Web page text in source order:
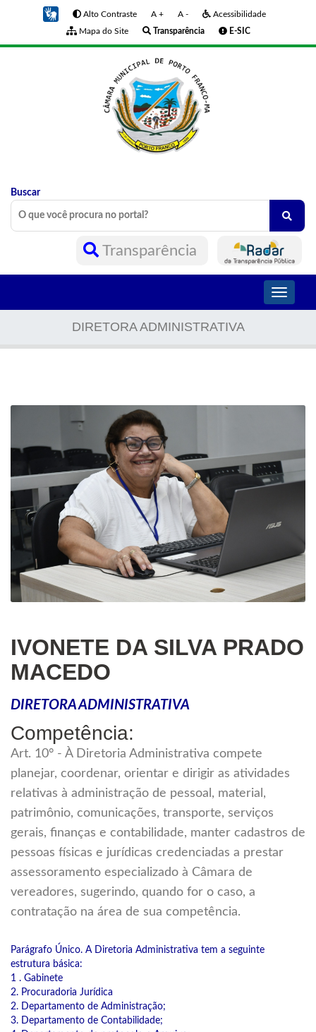
Alto Contraste A + A -
Acessibilidade
Mapa do Site
Transparência E-SIC
Buscar
Transparência
Toggle
DIRETORA ADMINISTRATIVA
IVONETE DA SILVA PRADO
MACEDO
DIRETORA ADMINISTRATIVA
Competência:
Art. 10° - À Diretoria Administrativa compete
planejar, coordenar, orientar e dirigir as atividades
relativas à administração de pessoal, material,
patrimônio, comunicações, transporte, serviços
gerais, finanças e contabilidade, manter cadastros de
pessoas físicas e jurídicas credenciadas a prestar
assessoramento especializado à Câmara de
vereadores, sugerindo, quando for o caso, a
contratação na área de sua competência.
Parágrafo Único. A Diretoria Administrativa tem a seguinte
estrutura básica:
1 . Gabinete
2. Procuradoria Jurídica
2. Departamento de Administração;
3. Departamento de Contabilidade;